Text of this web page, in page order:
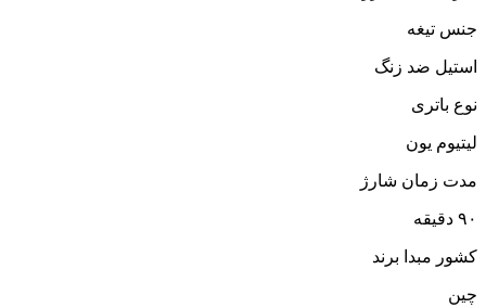
جنس تیغه
استیل ضد زنگ
نوع باتری
لیتیوم یون
مدت زمان شارژ
۹۰ دقیقه
کشور مبدا برند
چین